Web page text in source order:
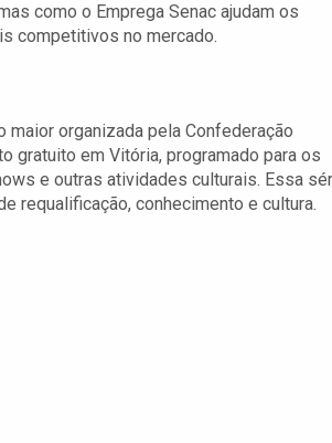
como o Emprega Senac ajudam os
competitivos no mercado.
maior organizada pela Confederação
gratuito em Vitória, programado para os
e outras atividades culturais. Essa
requalificação, conhecimento e cultura.